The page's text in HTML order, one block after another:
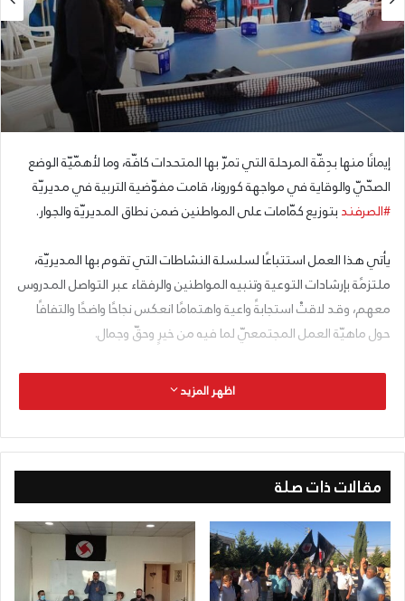
إيمانًا منها بدِقّة المرحلة التي تمرّ بها المتحدات كافّة، وما لأهمّيّة الوضع
الصحّيّ والوقاية في مواجهة كورونا، قامت مفوّضية التربية في مديريّة
#الصرفندبتوزيع كمّامات على المواطنين ضمن نطاق المديريّة والجوار.
يأتي هذا العمل استتباعًا لسلسلة النشاطات التي تقوم بها المديريّة،
ملتزمًة بإرشادات التوعية وتنبيه المواطنين والرفقاء عبر التواصل المدروس
معهم، وقد لاقتْ استجابةً واعية واهتمامًا انعكس نجاحًا واضحًا والتفافًا
حول ماهيّة العمل المجتمعيّ لما فيه من خيرٍ وحقّ وجمال.
اظهر المزيد
مقالات ذات صلة